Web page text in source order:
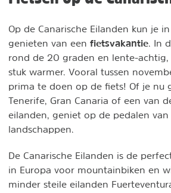
Op de Canarische Eilanden kun je
genieten van een fietsvakantie . In
rond de 20 graden en lente-achtig,
stuk warmer. Vooral tussen
prima te doen op de fiets! Of je nu
Tenerife, Gran Canaria of een van
eilanden, geniet op de pedalen
landschappen.
De Canarische Eilanden is de
in Europa voor mountainbiken en
minder steile eilanden